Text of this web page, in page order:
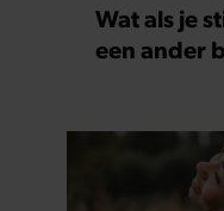
Wat als je
een ander